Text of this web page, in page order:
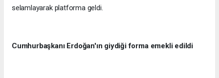
selamlayarak platforma geldi.
Cumhurbaşkanı Erdoğan'ın giydiği forma emekli edildi